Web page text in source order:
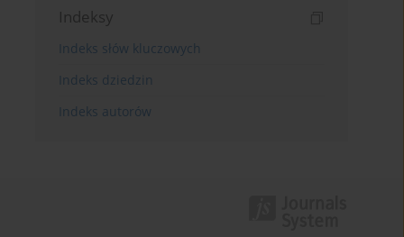
Indeksy
Indeks słów kluczowych
Indeks dziedzin
Indeks autorów